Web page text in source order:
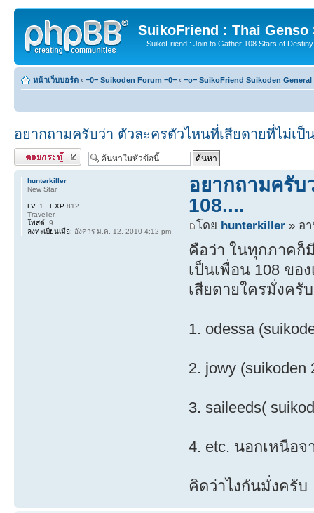
SuikoFriend : Thai Genso
... SuikoFriend : Join to Gather 108 Stars of
หน้าเว็บบอร์ด ‹ =0= Suikoden Forum =0= ‹ =o= SuikoFriend Suikoden General
อยากถามครับว่า ตัวละครตัวไหนที่เสียดายที่ไม่เป็
ตอบกระทู้
อยากถามครับ
108....
โดย hunterkiller » อ
คือว่า ในทุกภาคก็
เป็นเพื่อน 108 ขอ
เสียดายใครมั่งครับ
1. odessa
2. jowy (suikoden
3. saileeds(
4. etc. นอกเหนือ
คิดว่าไงกันมั่งครับ
hunterkiller
New Star
LV. 1 EXP 812
Traveller
โพสต์: 9
ลงทะเบียนเมื่อ: อังคาร ม.ค. 12, 2010 4:12 pm